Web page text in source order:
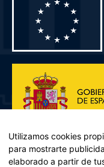
Utilizamos cookies
para mostrarte
elaborado a partir de